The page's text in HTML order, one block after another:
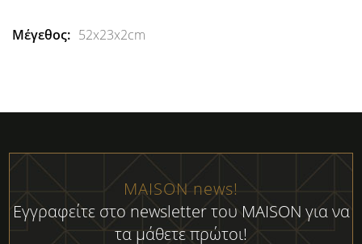
52x23x2cm
MAISON news!
Εγγραφείτε στο newsletter του MAISON για να
τα μάθετε πρώτοι!